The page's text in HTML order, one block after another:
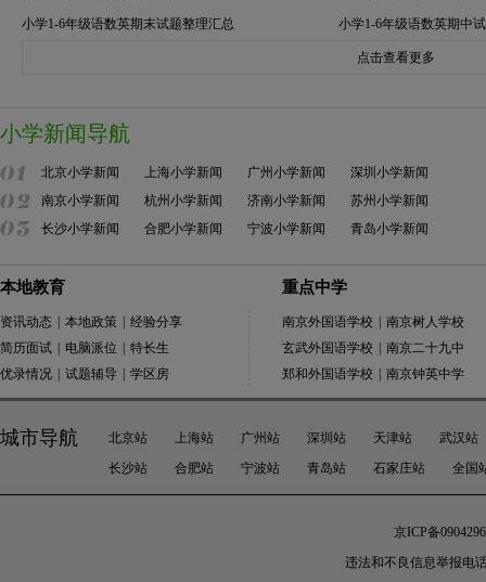
小学1-6年级语数英期末试题整理汇总 小学1-6年级语数英期中
点击查看更多
小学新闻导航
北京小学新闻 上海小学新闻 广州小学新闻
深圳小学新闻
南京小学新闻
杭州小学新闻 济南小学新闻
苏州小学新闻
长沙小学新闻
合肥小学新闻 宁波小学新闻 青岛小学新闻
本地教育
资讯动态 本地政策
经验分享
简历面试
电脑派位
特长生
优录情况
试题辅导 学区房
重点中学
南京外国语学校
南京树人学校
玄武外国语学校
南京二十九中
郑和外国语学校
南京钟英中学
城市导航 北京站 上海站 广州站 深圳站 天津站
武汉站
长沙站
合肥站 宁波站 青岛站 石家庄站 全国
京ICP备
违法和不良信息举报电